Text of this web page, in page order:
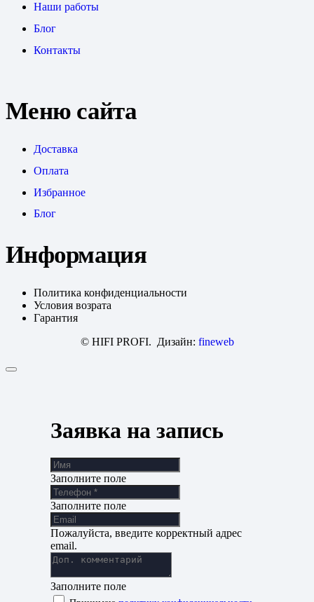
Наши работы
Блог
Контакты
Меню сайта
Доставка
Оплата
Избранное
Блог
Информация
Политика конфиденциальности
Условия возрата
Гарантия
© HIFI PROFI. Дизайн: fineweb
Заявка на запись
Заполните поле
Заполните поле
Пожалуйста, введите корректный адрес
email.
Заполните поле